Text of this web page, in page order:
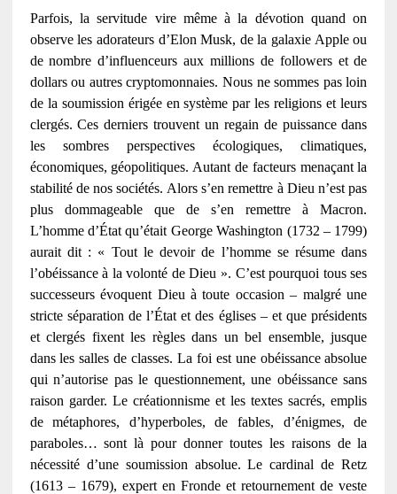
Parfois, la servitude vire même à la dévotion quand on
observe les adorateurs d’Elon Musk, de la galaxie Apple ou
de nombre d’influenceurs aux millions de followers et de
dollars ou autres cryptomonnaies. Nous ne sommes pas loin
de la soumission érigée en système par les religions et leurs
clergés. Ces derniers trouvent un regain de puissance dans
les sombres perspectives écologiques, climatiques,
économiques, géopolitiques. Autant de facteurs menaçant la
stabilité de nos sociétés. Alors s’en remettre à Dieu n’est pas
plus dommageable que de s’en remettre à Macron.
L’homme d’État qu’était George Washington (1732 – 1799)
aurait dit : « Tout le devoir de l’homme se résume dans
l’obéissance à la volonté de Dieu ». C’est pourquoi tous ses
successeurs évoquent Dieu à toute occasion ‒ malgré une
stricte séparation de l’État et des églises ‒ et que présidents
et clergés fixent les règles dans un bel ensemble, jusque
dans les salles de classes. La foi est une obéissance absolue
qui n’autorise pas le questionnement, une obéissance sans
raison garder. Le créationnisme et les textes sacrés, emplis
de métaphores, d’hyperboles, de fables, d’énigmes, de
paraboles… sont là pour donner toutes les raisons de la
nécessité d’une soumission absolue. Le cardinal de Retz
(1613 – 1679), expert en Fronde et retournement de veste